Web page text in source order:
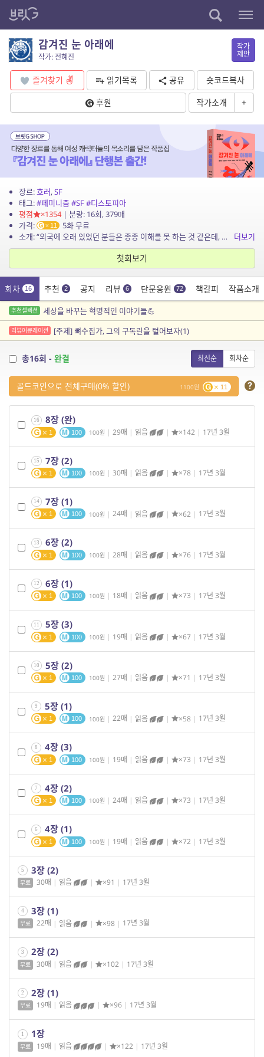
감겨진 눈 아래에
작가: 전혜진
작가
제안
즐겨찾기 읽기목록 공유
숏코드복사
후원
작가소개 +
장르:호러,SF
태그:#페미니즘#SF#디스토피아
평점
×1354| 분량: 16회, 379매
가격:
11
5화 무료
소개: “외국에 오래 있었던 분들은 종종 이해를 못 하는 것 같은데, 원래 여자의 몸은 아이를 낳게 만들어져 있습니다. 죽지 않으니까 너무 걱정하지 말아요.” “어째서 아이를 낳아야 한다...
더보기
첫회보기
회차 16 추천 2 공지 리뷰 6 단문응원 72 책갈피 작품소개
추천셀렉션 세상을 바꾸는 혁명적인 이야기들💪
리뷰어큐레이션 [주제] 뼈수집가, 그의 구독란을 털어보자(1)
총16회 - 완결 최신순 회차순
1100 11
골드코인으로 전체구매(0% 할인)
16 8장 (완)
1 100 100 | 29매 | 읽음 | ×142 | 17년 3월
15 7장 (2)
1 100 100 | 30매 | 읽음 | ×78 | 17년 3월
14 7장 (1)
1 100 100 | 24매 | 읽음 | ×62 | 17년 3월
13 6장 (2)
1 100 100 | 28매 | 읽음 | ×76 | 17년 3월
12 6장 (1)
1 100 100 | 18매 | 읽음 | ×73 | 17년 3월
11 5장 (3)
1 100 100 | 19매 | 읽음 | ×67 | 17년 3월
10 5장 (2)
1 100 100 | 27매 | 읽음 | ×71 | 17년 3월
9 5장 (1)
1 100 100 | 22매 | 읽음 | ×58 | 17년 3월
8 4장 (3)
1 100 100 | 19매 | 읽음 | ×73 | 17년 3월
7 4장 (2)
1 100 100 | 24매 | 읽음 | ×73 | 17년 3월
6 4장 (1)
1 100 100 | 19매 | 읽음 | ×72 | 17년 3월
5 3장 (2)
무료 30매 | 읽음 | ×91 | 17년 3월
4 3장 (1)
무료 22매 | 읽음 | ×98 | 17년 3월
3 2장 (2)
무료 30매 | 읽음 | ×102 | 17년 3월
2 2장 (1)
무료 19매 | 읽음 | ×96 | 17년 3월
1 1장
무료 19매 | 읽음 | ×122 | 17년 3월